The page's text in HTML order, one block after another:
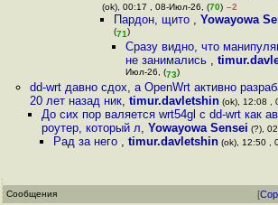
(ok), 00:17 , 08-Июл-26, (70) –2
Пардон, щито , Yowayowa
(71)
Сразу видно, что
не занимались ,
Июл-26, (73)
dd-wrt давно сдох, а OpenWrt активно
20 лет назад ник, timur.davletshin(ok), 12:08 ,
До сих пор валяется wrt54gl с dd-wrt как
роутер, который л, Yowayowa Sensei (?),
Рад за него ,timur.davletshin (ok), 12:50 ,
Сообщения [